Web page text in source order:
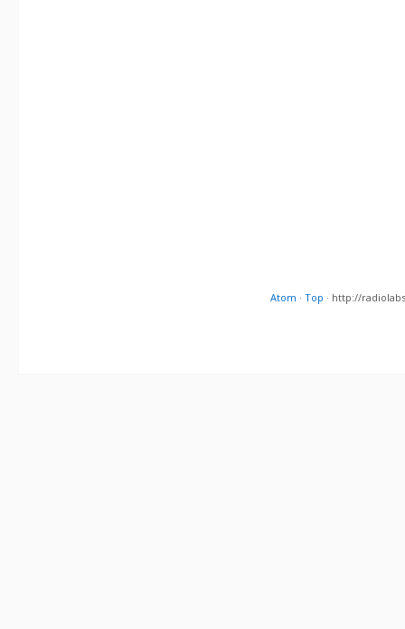
Atom · Top · http://